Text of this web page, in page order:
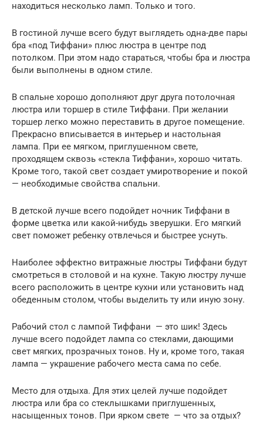
находиться несколько ламп. Только и того.
В гостиной лучше всего будут выглядеть одна-две пары
бра «под Тиффани» плюс люстра в центре под
потолком. При этом надо стараться, чтобы бра и люстра
были выполнены в одном стиле.
В спальне хорошо дополняют друг друга потолочная
люстра или торшер в стиле Тиффани. При желании
торшер легко можно переставить в другое помещение.
Прекрасно вписывается в интерьер и настольная
лампа. При ее мягком, приглушенном свете,
проходящем сквозь «стекла Тиффани», хорошо читать.
Кроме того, такой свет создает умиротворение и покой
— необходимые свойства спальни.
В детской лучше всего подойдет ночник Тиффани в
форме цветка или какой-нибудь зверушки. Его мягкий
свет поможет ребенку отвлечься и быстрее уснуть.
Наиболее эффектно витражные люстры Тиффани будут
смотреться в столовой и на кухне. Такую люстру лучше
всего расположить в центре кухни или установить над
обеденным столом, чтобы выделить ту или иную зону.
Рабочий стол с лампой Тиффани — это шик! Здесь
лучше всего подойдет лампа со стеклами, дающими
свет мягких, прозрачных тонов. Ну и, кроме того, такая
лампа — украшение рабочего места сама по себе.
Место для отдыха. Для этих целей лучше подойдет
люстра или бра со стеклышками приглушенных,
насыщенных тонов. При ярком свете — что за отдых?